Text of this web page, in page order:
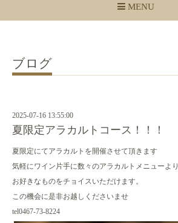
MENU
ブログ
2025-07-16 13:55:00
夏限定アラカルトコース！！！
夏限定にてアラカルトを開催させて頂きます
気軽にワイン片手に数々のアラカルトメニューより
お好きなものをチョイスいただけます。
この機会に是非お越しくださいませ
tel0467-73-8224